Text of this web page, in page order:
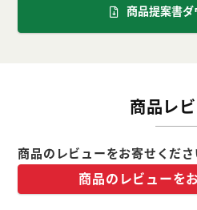
商品提案書ダ
商品レ
商品のレビューをお寄せくださ
商品のレビューを